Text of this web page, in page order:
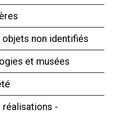
non identifiés
et musées
réalisations -